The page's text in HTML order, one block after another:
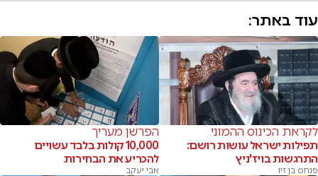
עוד באתר:
לקראת הכינוס ההמוני
תפילות ישראל עושות רושם:
התרגשות בויז'ניץ
פנחס בן זיו
הפרשן מעריך
10,000 קולות בלבד עשויים
להכריע את הבחירות
אבי יעקב